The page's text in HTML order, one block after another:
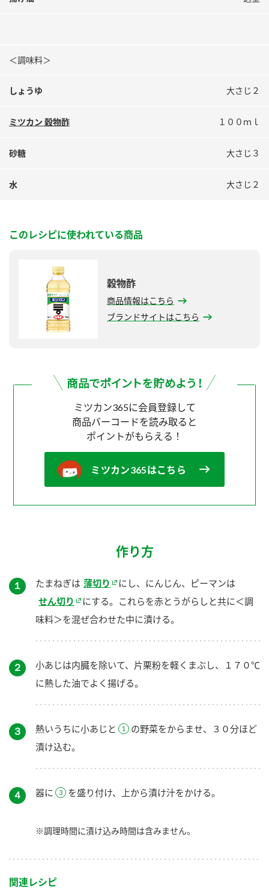
＜調味料＞
しょうゆ 大さじ２
ミツカン 穀物酢 １００ｍｌ
砂糖 大さじ３
水 大さじ２
このレシピに使われている商品
穀物酢
商品情報はこちら
ブランドサイトはこちら
ミツカン365に会員登録して
商品バーコードを読み取ると
ポイントがもらえる！
ミツカン365はこちら
作り方
１ たまねぎは 薄切り
にし、にんじん、ピーマンは
せん切り
にする。これらを赤とうがらしと共に＜調
味料＞を混ぜ合わせた中に漬ける。
２
小あじは内臓を除いて、片栗粉を軽くまぶし、１７０℃
に熱した油でよく揚げる。
３ 熱いうちに小あじと
の野菜をからませ、３０分ほど
漬け込む。
４ 器に を盛り付け、上から漬け汁をかける。
※調理時間に漬け込み時間は含みません。
関連レシピ